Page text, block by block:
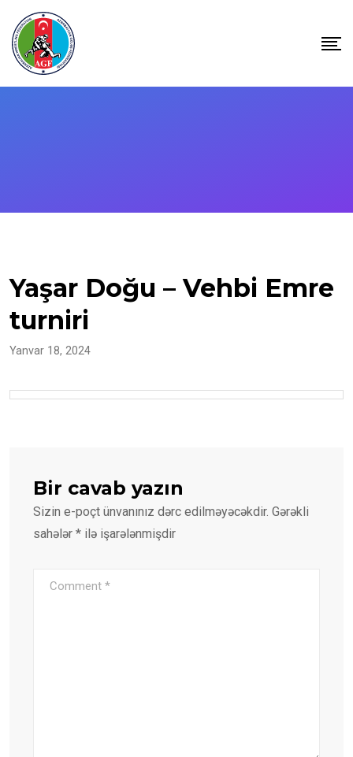
content
Yaşar Doğu – Vehbi Emre
turniri
Yanvar 18, 2024
Bir cavab yazın
Sizin e-poçt ünvanınız dərc edilməyəcəkdir. Gərəkli
sahələr * ilə işarələnmişdir